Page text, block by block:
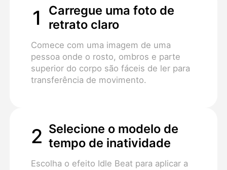
1
Carregue uma foto de
retrato claro
Comece com uma imagem de uma
pessoa onde o rosto, ombros e parte
superior do corpo são fáceis de ler para
transferência de movimento.
2 Selecione o modelo de
tempo de inatividade
Escolha o efeito Idle Beat para aplicar a